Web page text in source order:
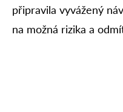
připravila vyvážený
na možná rizika a